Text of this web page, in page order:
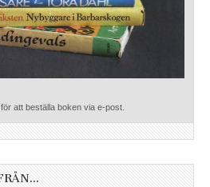
att beställa boken via e-post.